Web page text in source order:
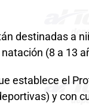
destinadas a
(8 a 13
establece el
y con